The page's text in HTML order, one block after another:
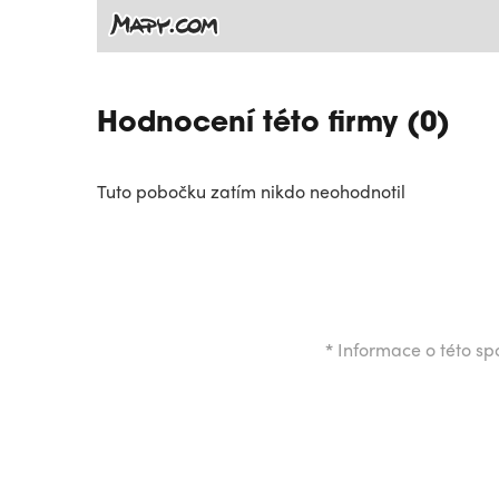
Hodnocení této firmy (0)
Tuto pobočku zatím nikdo neohodnotil
* Informace o této